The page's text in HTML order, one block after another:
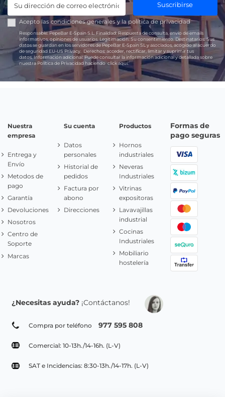
Suscribirse
Acepto las condiciones generales y lapolítica de privacidad
Responsable:PepeBar E-Spain S.L. Finalidad: Respuesta de consulta, envío de emails
informativos, opiniones de usuarios. Legitimación: Su consentimiento. Destinatarios:Sus
datos se guardan en los servidores de PepeBar E-Spain SL y asociados, acogido al acuerdo
de seguridad EU-US Privacy.
Derechos: acceder, rectificar, limitar y suprimir tus
datos.Información adicional:Puede consultar la información adicional y detallada sobre
nuestra Política de Privacidad haciendoclick aquí.
Nuestra
empresa
Entrega y
Envío
Metodos de
pago
Garantía
Devoluciones
Nosotros
Centro de
Soporte
Marcas
Su cuenta
Datos
personales
Historial de
pedidos
Factura por
abono
Direcciones
Productos
Hornos
industriales
Neveras
Industriales
Vitrinas
expositoras
Lavavajillas
industrial
Cocinas
Industriales
Mobiliario
hostelería
Formas de
pago seguras
¿Necesitas ayuda? ¡Contáctanos!
Compra por teléfono 977 595 808
Comercial: 10-13h./14-16h. (L-V)
SAT e Incidencias: 8:30-13h./14-17h. (L-V)